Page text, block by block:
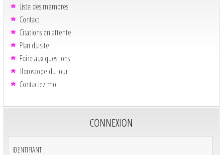
Liste des membres
Contact
Citations en attente
Plan du site
Foire aux questions
Horoscope du jour
Contactez-moi
CONNEXION
IDENTIFIANT :